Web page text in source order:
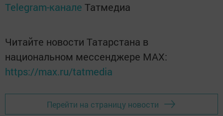
Telegram-канале Татмедиа
Читайте новости Татарстана в
национальном мессенджере MАХ:
https://max.ru/tatmedia
Перейти на страницу новости